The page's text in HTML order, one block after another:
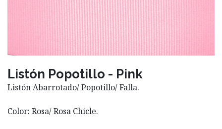
Listón Popotillo - Pink
Listón Abarrotado/ Popotillo/ Falla.
Color: Rosa/ Rosa Chicle.